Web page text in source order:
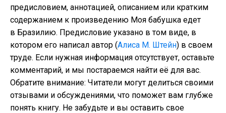
предисловием, аннотацией, описанием или кратким
содержанием к произведению Моя бабушка едет
в Бразилию. Предисловие указано в том виде, в
котором его написал автор (Алиса М. Штейн) в своем
труде. Если нужная информация отсутствует, оставьте
комментарий, и мы постараемся найти её для вас.
Обратите внимание: Читатели могут делиться своими
отзывами и обсуждениями, что поможет вам глубже
понять книгу. Не забудьте и вы оставить свое